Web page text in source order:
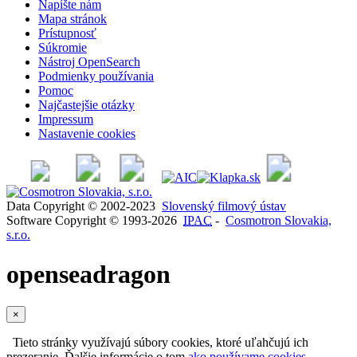
Napíšte nám
Mapa stránok
Prístupnosť
Súkromie
Nástroj OpenSearch
Podmienky používania
Pomoc
Najčastejšie otázky
Impressum
Nastavenie cookies
Data Copyright © 2002-2023 Slovenský filmový ústav
Software Copyright © 1993-2026 IPAC - Cosmotron Slovakia,
s.r.o.
openseadragon
×
Tieto stránky využívajú súbory cookies, ktoré uľahčujú ich